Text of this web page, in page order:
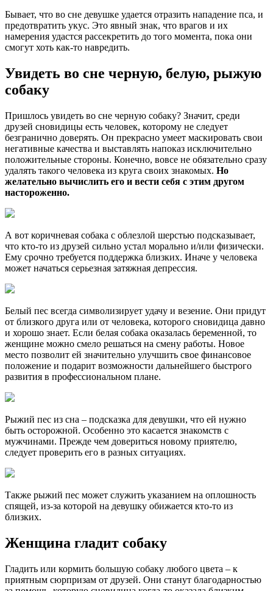
Бывает, что во сне девушке удается отразить нападение пса, и
предотвратить укус. Это явный знак, что врагов и их
намерения удастся рассекретить до того момента, пока они
смогут хоть как-то навредить.
Увидеть во сне черную, белую, рыжую
собаку
Пришлось увидеть во сне черную собаку? Значит, среди
друзей сновидицы есть человек, которому не следует
безгранично доверять. Он прекрасно умеет маскировать свои
негативные качества и выставлять напоказ исключительно
положительные стороны. Конечно, вовсе не обязательно сразу
удалять такого человека из круга своих знакомых. Но
желательно вычислить его и вести себя с этим другом
настороженно.
А вот коричневая собака с облезлой шерстью подсказывает,
что кто-то из друзей сильно устал морально и/или физически.
Ему срочно требуется поддержка близких. Иначе у человека
может начаться серьезная затяжная депрессия.
Белый пес всегда символизирует удачу и везение. Они придут
от близкого друга или от человека, которого сновидица давно
и хорошо знает. Если белая собака оказалась беременной, то
женщине можно смело решаться на смену работы. Новое
место позволит ей значительно улучшить свое финансовое
положение и подарит возможности дальнейшего быстрого
развития в профессиональном плане.
Рыжий пес из сна – подсказка для девушки, что ей нужно
быть осторожной. Особенно это касается знакомств с
мужчинами. Прежде чем довериться новому приятелю,
следует проверить его в разных ситуациях.
Также рыжий пес может служить указанием на оплошность
спящей, из-за которой на девушку обижается кто-то из
близких.
Женщина гладит собаку
Гладить или кормить большую собаку любого цвета – к
приятным сюрпризам от друзей. Они станут благодарностью